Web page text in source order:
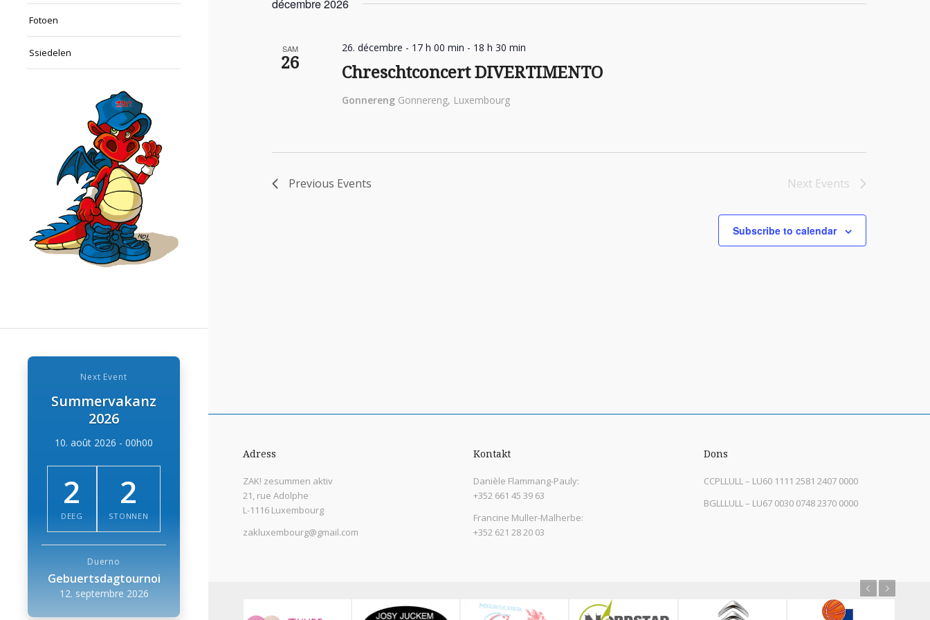
Fotoen
Ssiedelen
Next Event
Summervakanz
2026
10. août 2026 - 00h00
2
DEEG
2
STONNEN
Duerno
Gebuertsdagtournoi
12. septembre 2026
décembre 2026
SAM
26 Chreschtconcert DIVERTIMENTO
26. décembre - 17 h 00 min - 18 h 30 min
Gonnereng Gonnereng, Luxembourg
Previous Events Next Events
Subscribe to calendar
Adress
ZAK! zesummen aktiv
21, rue Adolphe
L-1116 Luxembourg
zakluxembourg@gmail.com
Kontakt
Danièle Flammang-Pauly:
+352 661 45 39 63
Francine Muller-Malherbe:
+352 621 28 20 03
Dons
CCPLLULL – LU60 1111 2581 2407 0000
BGLLLULL – LU67 0030 0748 2370 0000